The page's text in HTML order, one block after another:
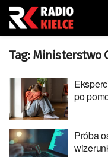
Tag: Ministerstwo
po
Próba